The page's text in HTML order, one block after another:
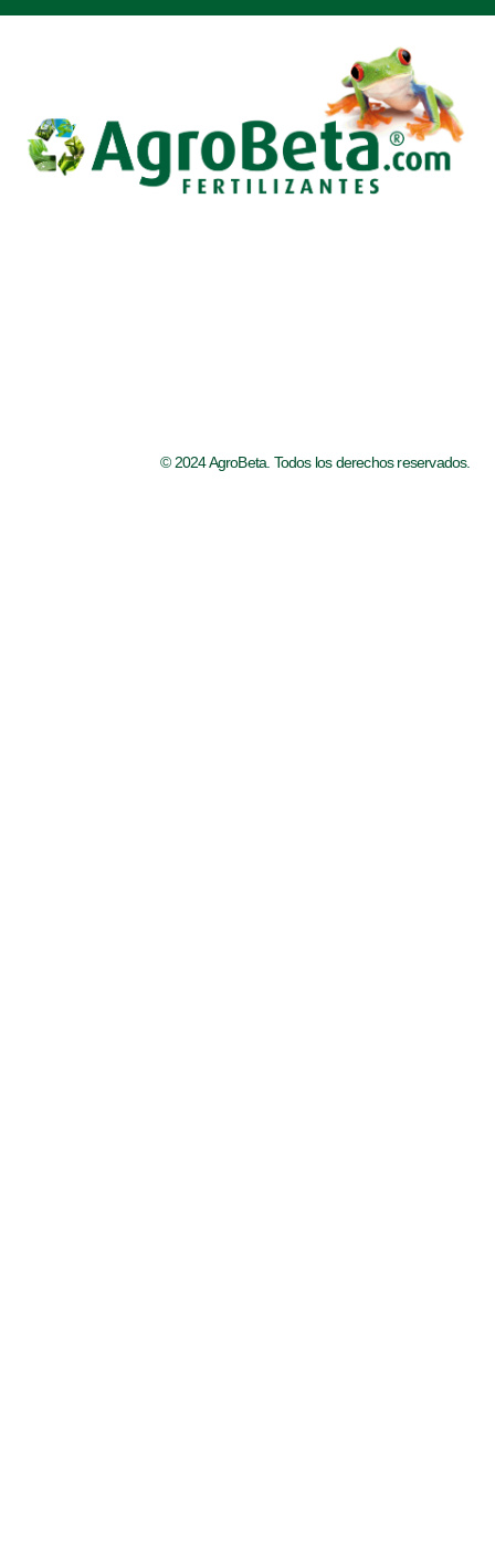
o
e
r
© 2024 AgroBeta. Todos los derechos reservados.